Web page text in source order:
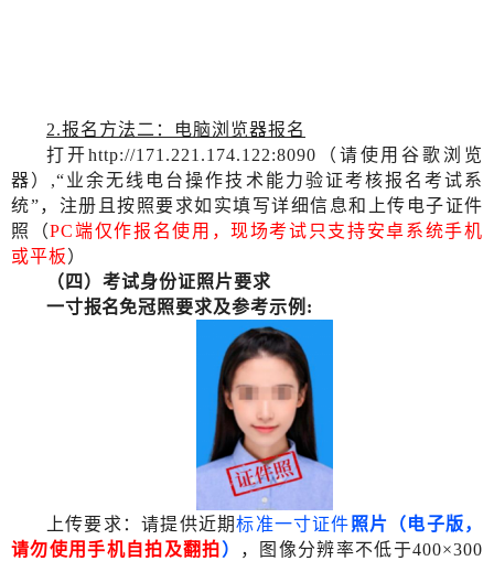
2.报名方法二：电脑浏览器报名
打开http://171.221.174.122:8090（请使用谷歌浏览
器）,“业余无线电台操作技术能力验证考核报名考试系
统”， 注册且按照要求如实填写详细信息和上传电子证件
照（PC端仅作报名使用，现场考试只支持安卓系统手机
或平板）
（四）考试身份证照片要求
一寸报名免冠照要求及参考示例 :
上传要求：请提供近期标准一寸证件照片（电子版，
请勿使用手机自拍及翻拍 ）
，图像分辨率不低于400×300